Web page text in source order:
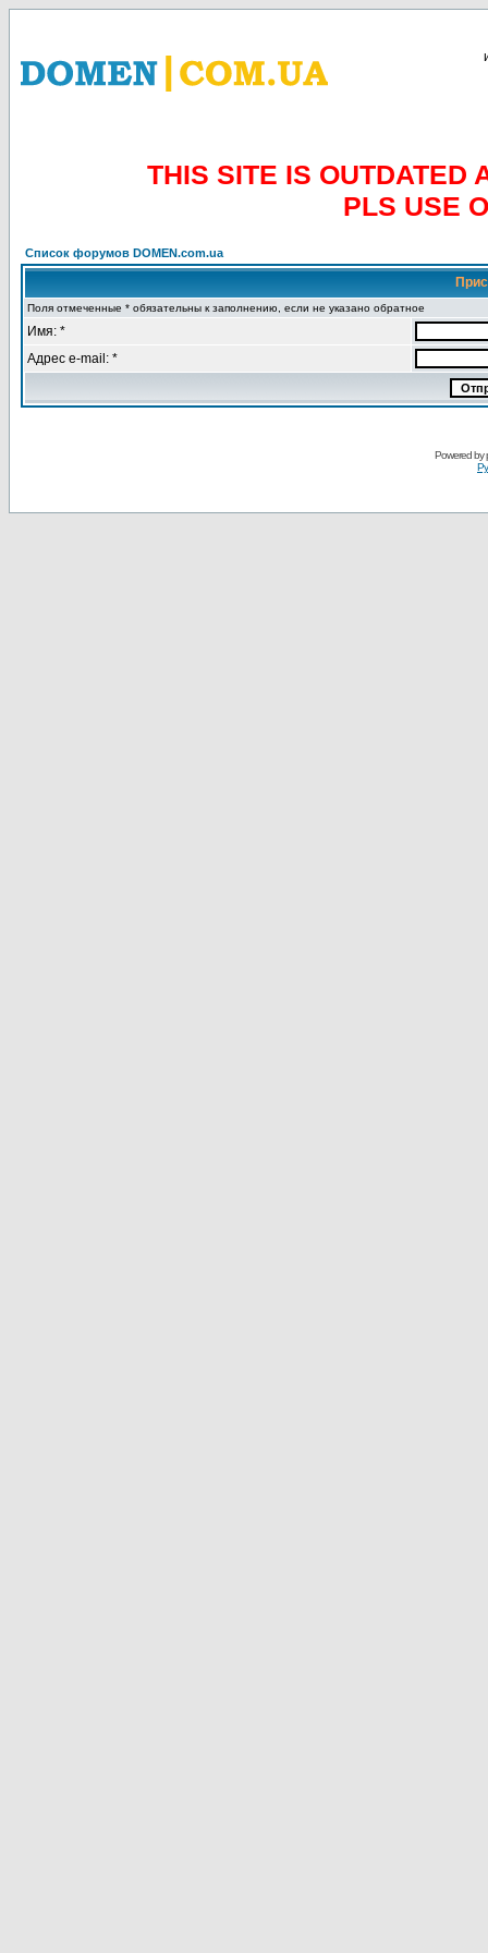
THIS SITE IS OUTDATED
PLS USE
Список форумов DOMEN.com.ua
Поля отмеченные * обязательны к заполнению, если не указано обратное
Имя: *
Адрес e-mail: *
Powered by